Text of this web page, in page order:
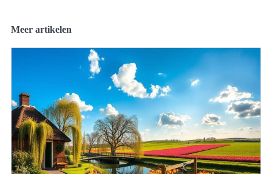
Meer artikelen